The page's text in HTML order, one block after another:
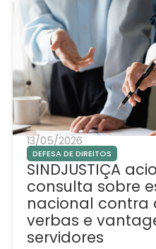
13/05/2026
DEFESA DE DIREITOS
SINDJUSTIÇA
consulta sobre
nacional contra
verbas e
servidores